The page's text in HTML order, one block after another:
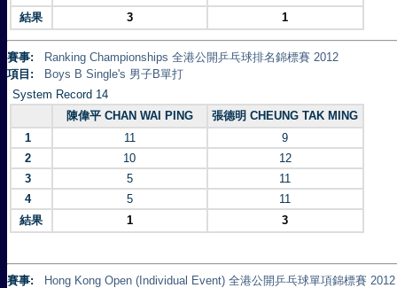
結果
3 1
賽事:
Ranking Championships 全港公開乒乓球排名錦標賽 2012
項目:
Boys B Single's 男子B單打
System Record 14
陳偉平 CHAN WAI PING
張德明 CHEUNG TAK MING
1
11
9
2
10
12
3
5
11
4
5
11
結果
1 3
賽事:
Hong Kong Open (Individual Event) 全港公開乒乓球單項錦標賽 2012